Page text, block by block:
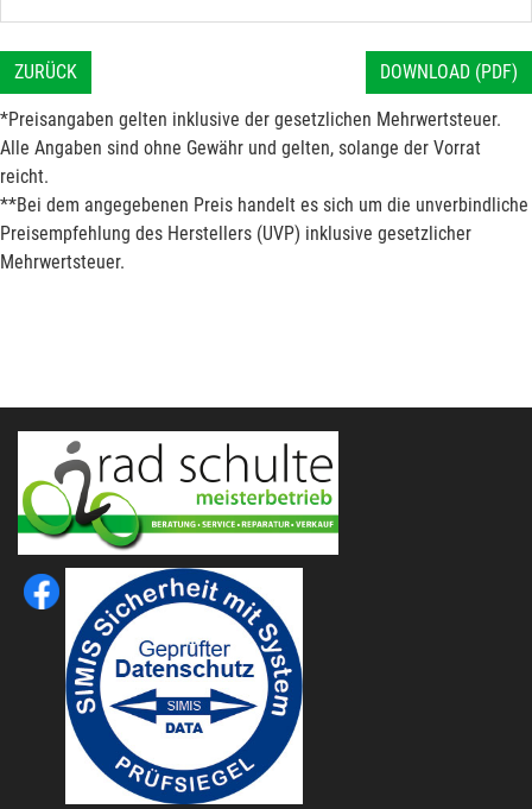
ZURÜCK DOWNLOAD (PDF)
*Preisangaben gelten inklusive der gesetzlichen Mehrwertsteuer.
Alle Angaben sind ohne Gewähr und gelten, solange der Vorrat
reicht.
**Bei dem angegebenen Preis handelt es sich um die unverbindliche
Preisempfehlung des Herstellers (UVP) inklusive gesetzlicher
Mehrwertsteuer.